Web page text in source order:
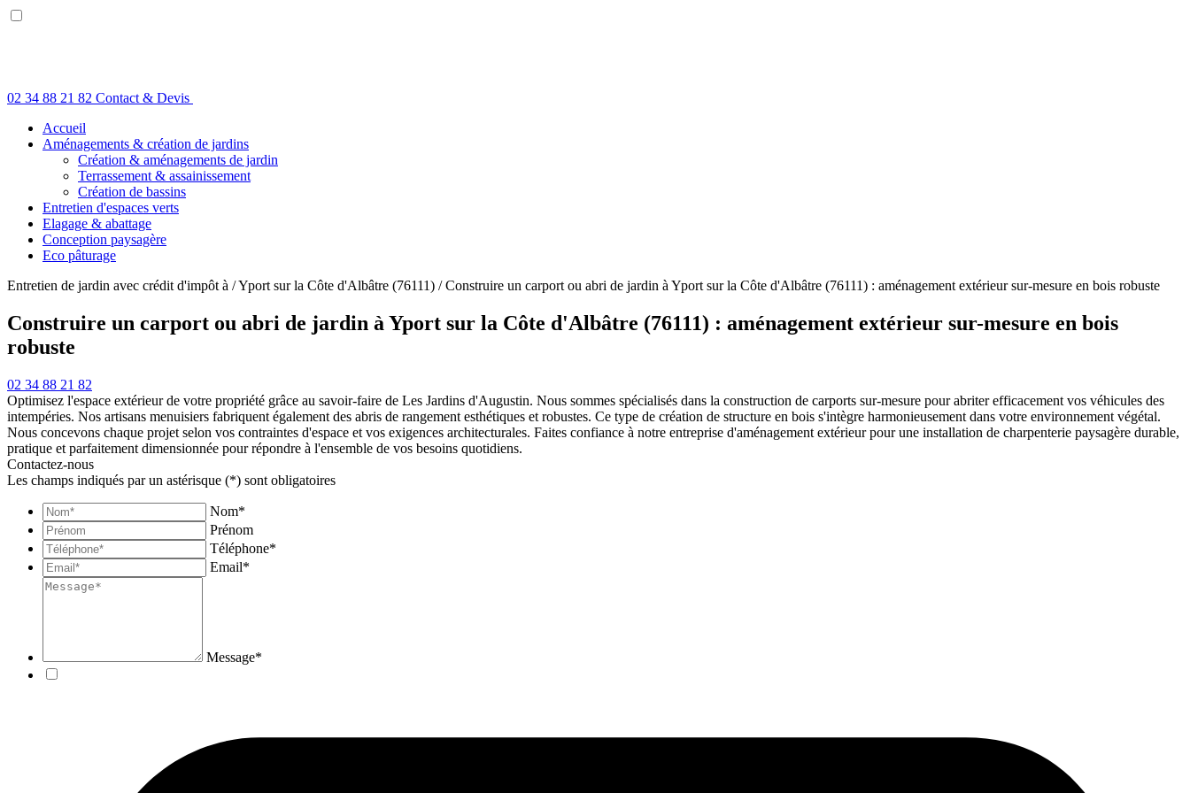
02 34 88 21 82Contact & Devis
Accueil
Aménagements & création de jardins
Création & aménagements de jardin
Terrassement & assainissement
Création de bassins
Entretien d'espaces verts
Elagage & abattage
Conception paysagère
Eco pâturage
Entretien de jardin avec crédit d'impôt à / Yport sur la Côte d'Albâtre (76111) / Construire un carport ou abri de jardin à Yport sur la Côte d'Albâtre (76111) : aménagement extérieur sur-mesure en bois robuste
Construire un carport ou abri de jardin à Yport sur la Côte d'Albâtre (76111) : aménagement extérieur sur-mesure en bois
robuste
02 34 88 21 82
Optimisez l'espace extérieur de votre propriété grâce au savoir-faire de Les Jardins d'Augustin. Nous sommes spécialisés dans la construction de carports sur-mesure pour abriter efficacement vos véhicules des
intempéries. Nos artisans menuisiers fabriquent également des abris de rangement esthétiques et robustes. Ce type de création de structure en bois s'intègre harmonieusement dans votre environnement végétal.
Nous concevons chaque projet selon vos contraintes d'espace et vos exigences architecturales. Faites confiance à notre entreprise d'aménagement extérieur pour une installation de charpenterie paysagère durable,
pratique et parfaitement dimensionnée pour répondre à l'ensemble de vos besoins quotidiens.
Contactez-nous
Les champs indiqués par un astérisque (*) sont obligatoires
Nom*
Prénom
Téléphone*
Email*
Message*